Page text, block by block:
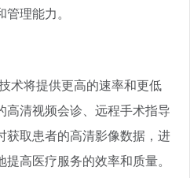
理能力。
术将提供更高的速率和更低
高清视频会诊、远程手术指导
获取患者的高清影像数据，进
高医疗服务的效率和质量。